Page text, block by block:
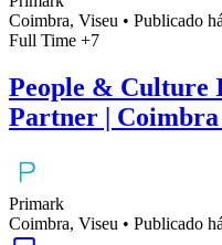
Coimbra, Viseu • Publicado
Full Time +7
People & Culture
Partner | Coimbra
Primark
Coimbra, Viseu • Publicado